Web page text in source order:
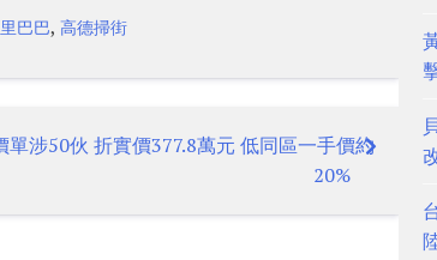
巴巴,高德掃街
單涉50伙 折實價377.8萬元 低同區一手價約
20%